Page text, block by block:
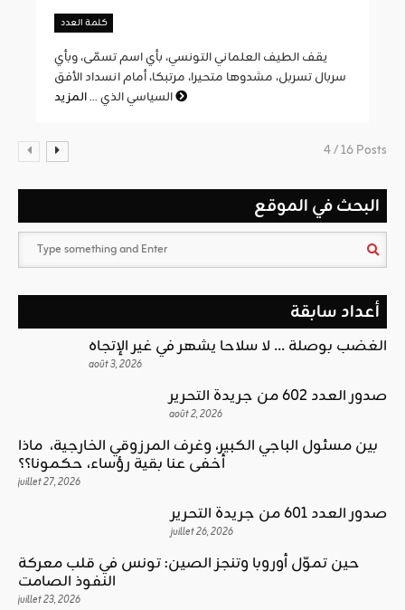
كلمة العدد
يقف الطيف العلماني التونسي، بأي اسم تسمّى، وبأي
سربال تسربل، مشدوها متحيرا، مرتبكا، أمام انسداد الأفق
السياسي الذي ...
4 / 16 Posts
البحث في الموقع
أعداد سابقة
الغضب بوصلة … لا سلاحا يشهر في غير الإتجاه
août 3, 2026
صدور العدد 602 من جريدة التحرير
août 2, 2026
بين مسئول الباجي الكبير، وغرف المرزوقي الخارجية، ماذا
أخفى عنا بقية رؤساء، حكمونا؟؟
juillet 27, 2026
صدور العدد 601 من جريدة التحرير
juillet 26, 2026
حين تموّل أوروبا وتنجز الصين: تونس في قلب معركة
النفوذ الصامت
juillet 23, 2026